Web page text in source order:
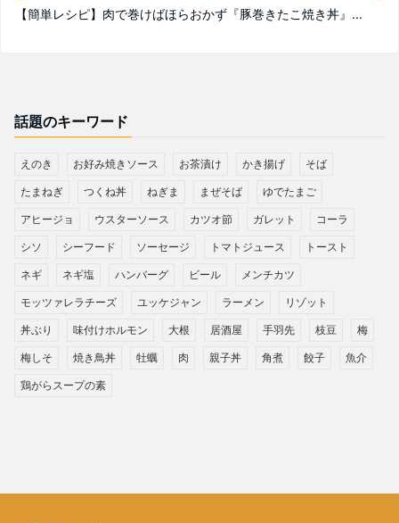
【簡単レシピ】肉で巻けばほらおかず『豚巻きたこ焼き丼』...
話題のキーワード
えのき お好み焼きソース お茶漬け かき揚げ そば
たまねぎ つくね丼 ねぎま まぜそば ゆでたまご
アヒージョ ウスターソース カツオ節 ガレット コーラ
シソ シーフード ソーセージ トマトジュース トースト
ネギ ネギ塩 ハンバーグ ビール メンチカツ
モッツァレラチーズ ユッケジャン ラーメン リゾット
丼ぶり 味付けホルモン 大根 居酒屋 手羽先 枝豆 梅
梅しそ 焼き鳥丼 牡蠣 肉 親子丼 角煮 餃子 魚介
鶏がらスープの素